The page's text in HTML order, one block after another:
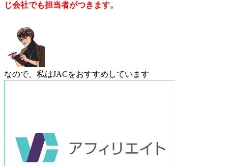
じ会社でも担当者がつきます。
なので、私はJACをおすすめしています